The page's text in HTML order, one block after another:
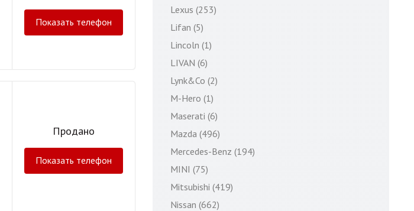
Показать телефон
Продано
Показать телефон
Lexus (253)
Lifan (5)
Lincoln (1)
LIVAN (6)
Lynk&Co (2)
M-Hero (1)
Maserati (6)
Mazda (496)
Mercedes-Benz (194)
MINI (75)
Mitsubishi (419)
Nissan (662)